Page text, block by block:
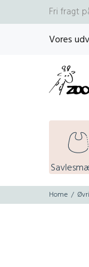
Fri fragt
Vores
Home